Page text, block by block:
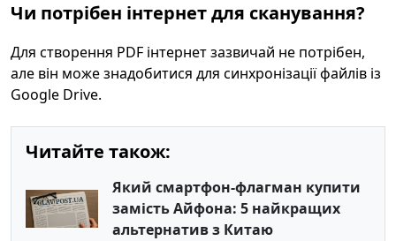
Чи потрібен інтернет для сканування?
Для створення PDF інтернет зазвичай не потрібен,
але він може знадобитися для синхронізації файлів із
Google Drive.
Читайте також:
Який смартфон-флагман купити
замість Айфона: 5 найкращих
альтернатив з Китаю